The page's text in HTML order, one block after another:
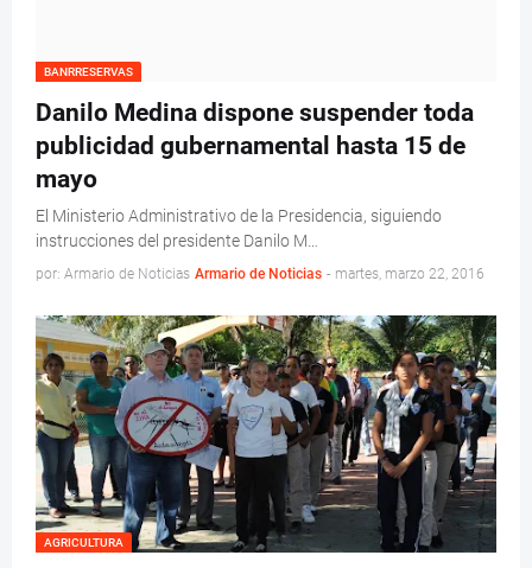
BANRRESERVAS
Danilo Medina dispone suspender toda
publicidad gubernamental hasta 15 de
mayo
El Ministerio Administrativo de la Presidencia, siguiendo
instrucciones del presidente Danilo M…
por: Armario de Noticias Armario de Noticias - martes, marzo 22, 2016
AGRICULTURA